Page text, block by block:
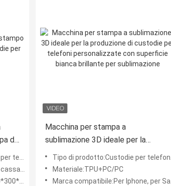
di
Macchina per stampa a
sublimazione 3D ideale per la
produzione di custodie per telefoni
personalizzate con superficie
bianca brillante per sublimazione
Tipo di prodotto:Custodie per telefoni cellulari
Materiale:TPU+PC/PC
Marca compatibile:Per Iphone, per Samsung